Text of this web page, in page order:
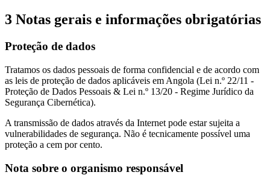
3 Notas gerais e informações obrigatórias
Proteção de dados
Tratamos os dados pessoais de forma confidencial e de acordo com
as leis de proteção de dados aplicáveis em Angola (Lei n.º 22/11 -
Proteção de Dados Pessoais & Lei n.º 13/20 - Regime Jurídico da
Segurança Cibernética).
A transmissão de dados através da Internet pode estar sujeita a
vulnerabilidades de segurança. Não é tecnicamente possível uma
proteção a cem por cento.
Nota sobre o organismo responsável